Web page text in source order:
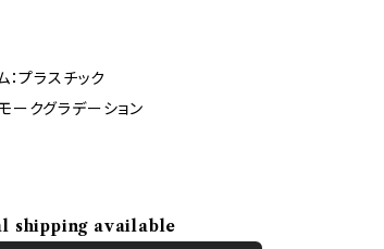
プラスチック
ークグラデーション
shipping available